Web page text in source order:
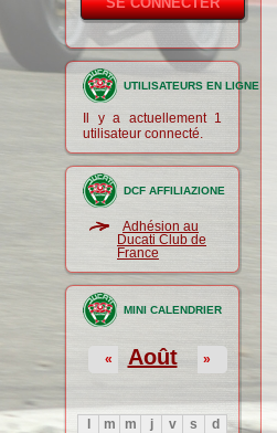
UTILISATEURS EN LIGNE
Il y a actuellement 1
utilisateur connecté.
DCF AFFILIAZIONE
Adhésion au
Ducati Club de
France
MINI CALENDRIER
Août
« »
m m j v s
d